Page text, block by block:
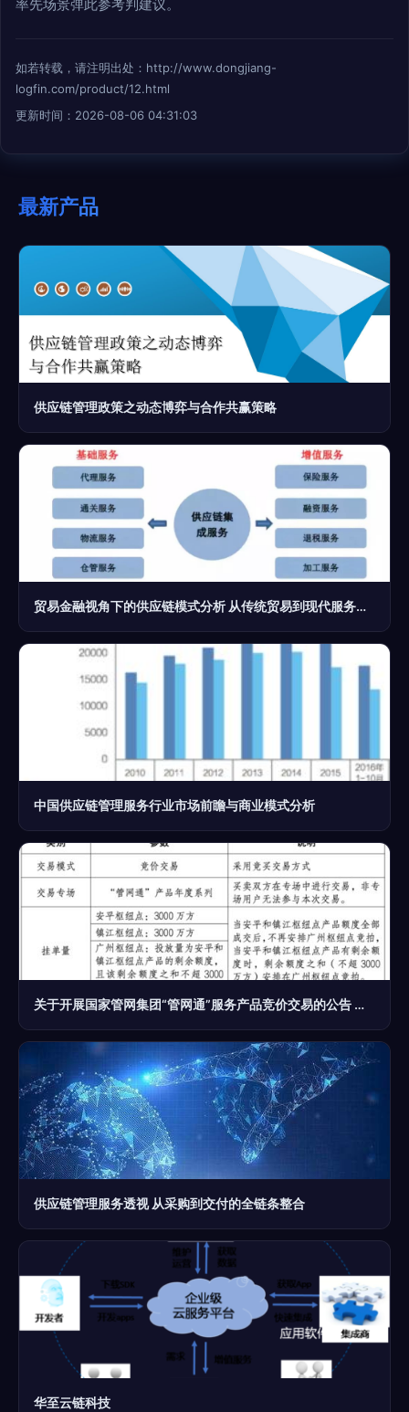
率先场景弹此参考判建议。
如若转载，请注明出处：http://www.dongjiang-
logfin.com/product/12.html
更新时间：2026-08-06 04:31:03
最新产品
供应链管理政策之动态博弈与合作共赢策略
贸易金融视角下的供应链模式分析 从传统贸易到现代服务转型
中国供应链管理服务行业市场前瞻与商业模式分析
关于开展国家管网集团“管网通”服务产品竞价交易的公告 推动供应链管理服务现代化
供应链管理服务透视 从采购到交付的全链条整合
华至云链科技